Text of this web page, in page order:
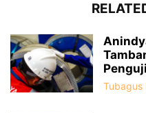
Tubagus